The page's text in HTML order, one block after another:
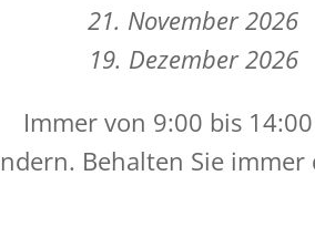
21. November 2026
19. Dezember 2026
Immer von 9:00 bis
Behalten Sie